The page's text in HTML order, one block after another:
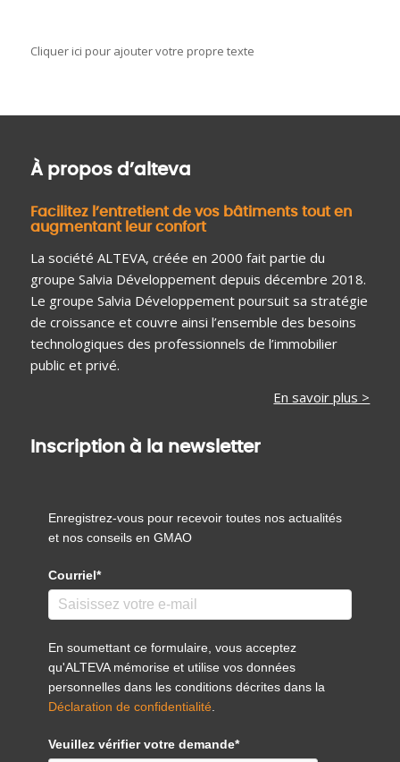
Cliquer ici pour ajouter votre propre texte
À propos d’alteva
Facilitez l’entretient de vos bâtiments tout en
augmentant leur confort
La société ALTEVA, créée en 2000 fait partie du
groupe Salvia Développement depuis décembre 2018.
Le groupe Salvia Développement poursuit sa stratégie
de croissance et couvre ainsi l’ensemble des besoins
technologiques des professionnels de l’immobilier
public et privé.
En savoir plus >
Inscription à la newsletter
Enregistrez-vous pour recevoir toutes nos actualités
et nos conseils en GMAO
Courriel*
En soumettant ce formulaire, vous acceptez
qu'ALTEVA mémorise et utilise vos données
personnelles dans les conditions décrites dans la
Déclaration de confidentialité
Veuillez vérifier votre demande*